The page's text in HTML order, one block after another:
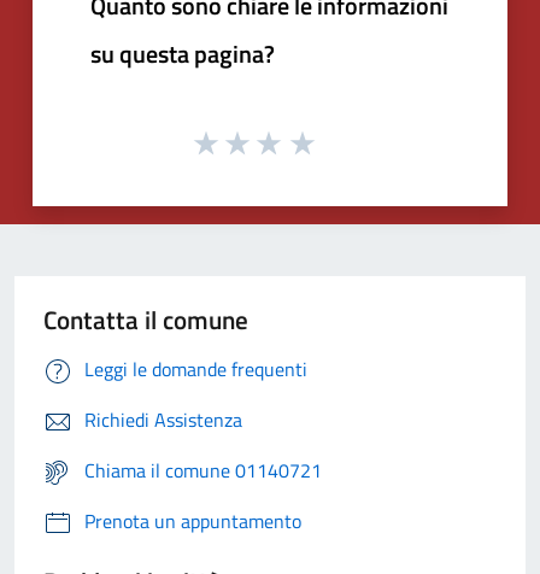
su questa pagina?
Contatta il comune
Leggi le domande frequenti
Richiedi Assistenza
Chiama il comune 01140721
Prenota un appuntamento